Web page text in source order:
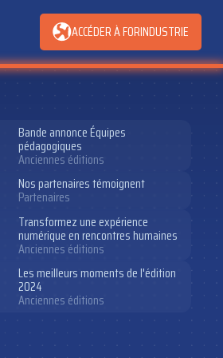
ACCÉDER À FORINDUSTRIE
Bande annonce Équipes
pédagogiques
Anciennes éditions
Nos partenaires témoignent
Partenaires
Transformez une expérience
numérique en rencontres humaines
Anciennes éditions
Les meilleurs moments de l'édition
2024
Anciennes éditions